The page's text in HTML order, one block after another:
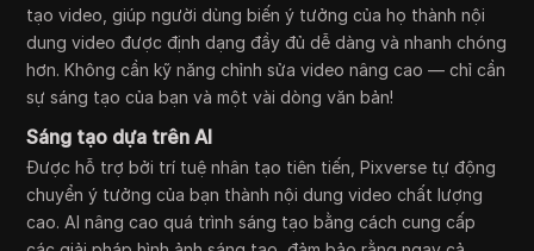
tạo video, giúp người dùng biến ý tưởng của họ thành nội
dung video được định dạng đầy đủ dễ dàng và nhanh chóng
hơn. Không cần kỹ năng chỉnh sửa video nâng cao — chỉ cần
sự sáng tạo của bạn và một vài dòng văn bản!
Sáng tạo dựa trên AI
Được hỗ trợ bởi trí tuệ nhân tạo tiên tiến, Pixverse tự động
chuyển ý tưởng của bạn thành nội dung video chất lượng
cao. AI nâng cao quá trình sáng tạo bằng cách cung cấp